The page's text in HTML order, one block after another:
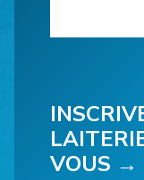
VOUS →